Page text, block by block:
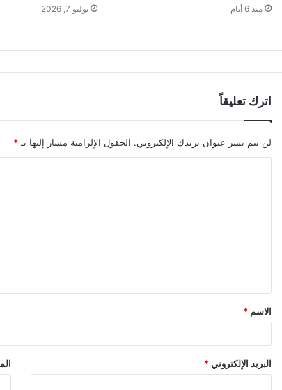
منذ 6 أيام يوليو 7, 2026
اترك تعليقاً
لن يتم نشر عنوان بريدك الإلكتروني. الحقول الإلزامية مشار إليها بـ*
ق
*
الاسم *
البريد الإلكتروني*